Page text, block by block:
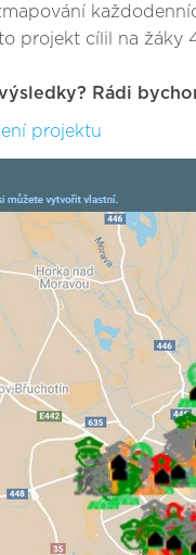
projekt cílil na
Rádi
projektu